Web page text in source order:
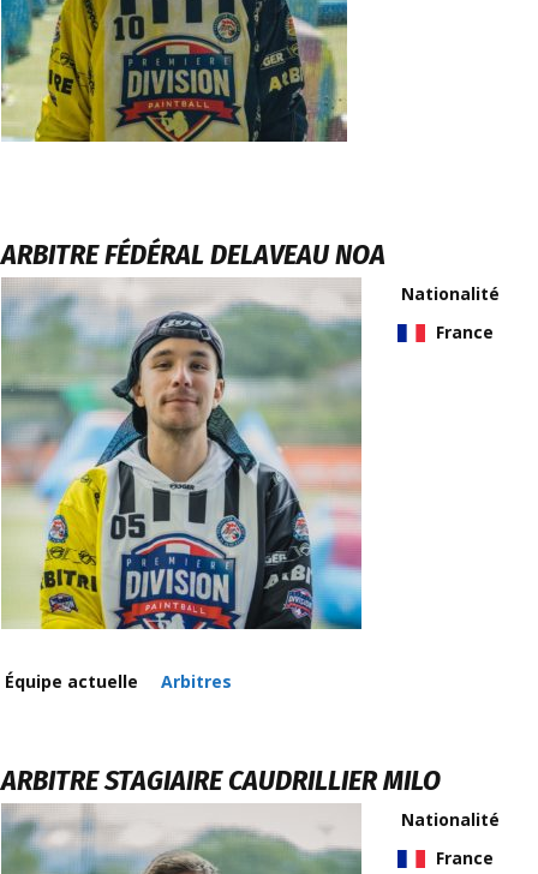
ARBITRE FÉDÉRALDELAVEAU NOA
Nationalité
France
Équipe actuelle Arbitres
ARBITRE STAGIAIRECAUDRILLIER MILO
Nationalité
France